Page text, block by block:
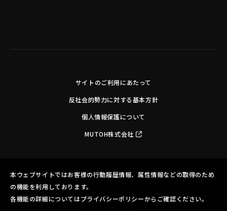
サイトのご利用にあたって
反社会的勢力に対する基本方針
個人情報保護について
MUTOH株式会社
Copyright©MUTOH INDUSTRIES LTD. All Rights Reserved.
本ウェブサイトではお客様の行動履歴情報、属性情報などの取得のため
の機能を利用しております。
各機能の詳細についてはプライバシーポリシーからご確認ください。